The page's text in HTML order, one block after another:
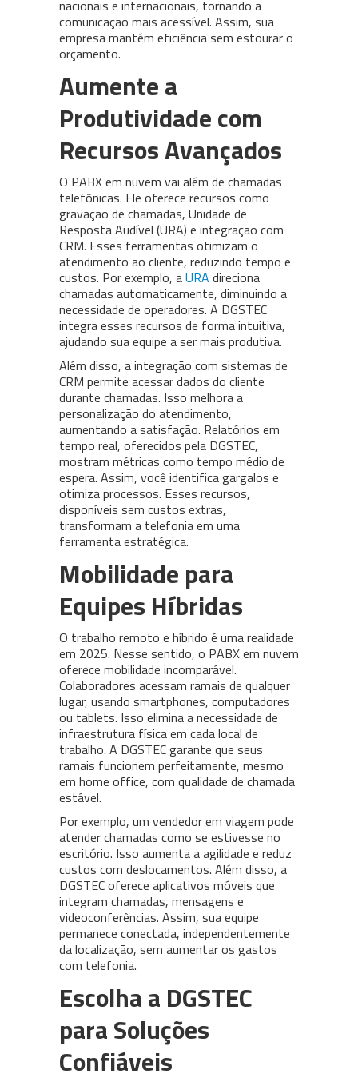
nacionais e internacionais, tornando a
comunicação mais acessível. Assim, sua
empresa mantém eficiência sem estourar o
orçamento.
Aumente a
Produtividade com
Recursos Avançados
O PABX em nuvem vai além de chamadas
telefônicas. Ele oferece recursos como
gravação de chamadas, Unidade de
Resposta Audível (URA) e integração com
CRM. Esses ferramentas otimizam o
atendimento ao cliente, reduzindo tempo e
custos. Por exemplo, aURA direciona
chamadas automaticamente, diminuindo a
necessidade de operadores. A DGSTEC
integra esses recursos de forma intuitiva,
ajudando sua equipe a ser mais produtiva.
Além disso, a integração com sistemas de
CRM permite acessar dados do cliente
durante chamadas. Isso melhora a
personalização do atendimento,
aumentando a satisfação. Relatórios em
tempo real, oferecidos pela DGSTEC,
mostram métricas como tempo médio de
espera. Assim, você identifica gargalos e
otimiza processos. Esses recursos,
disponíveis sem custos extras,
transformam a telefonia em uma
ferramenta estratégica.
Mobilidade para
Equipes Híbridas
O trabalho remoto e híbrido é uma realidade
em 2025. Nesse sentido, o PABX em nuvem
oferece mobilidade incomparável.
Colaboradores acessam ramais de qualquer
lugar, usando smartphones, computadores
ou tablets. Isso elimina a necessidade de
infraestrutura física em cada local de
trabalho. A DGSTEC garante que seus
ramais funcionem perfeitamente, mesmo
em home office, com qualidade de chamada
estável.
Por exemplo, um vendedor em viagem pode
atender chamadas como se estivesse no
escritório. Isso aumenta a agilidade e reduz
custos com deslocamentos. Além disso, a
DGSTEC oferece aplicativos móveis que
integram chamadas, mensagens e
videoconferências. Assim, sua equipe
permanece conectada, independentemente
da localização, sem aumentar os gastos
com telefonia.
Escolha a DGSTEC
para Soluções
Confiáveis